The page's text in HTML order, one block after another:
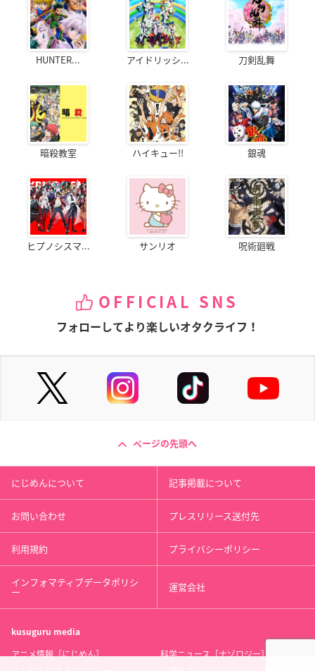
HUNTER... アイドリッシ... 刀剣乱舞
暗殺教室 ハイキュー!! 銀魂
ヒプノシスマ... サンリオ 呪術廻戦
OFFICIAL SNS
フォローしてより楽しいオタクライフ！
ページの先頭へ
にじめんについて 記事掲載について
お問い合わせ プレスリリース送付先
利用規約 プライバシーポリシー
インフォマティブデータポリシ
ー 運営会社
kusuguru media
アニメ情報［にじめん］
科学ニュース［ナゾロジー］